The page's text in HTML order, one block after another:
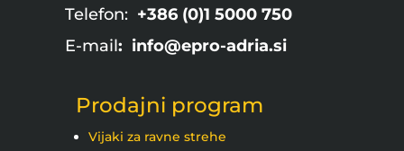
Telefon: +386 (0)1 5000 750
E-mail: info@epro-adria.si
Prodajni program
Vijaki za ravne strehe